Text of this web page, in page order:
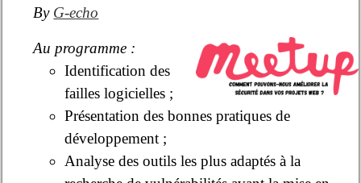
By G-echo
Au programme :
Identification des
failles logicielles ;
Présentation des bonnes pratiques de
développement ;
Analyse des outils les plus adaptés à la